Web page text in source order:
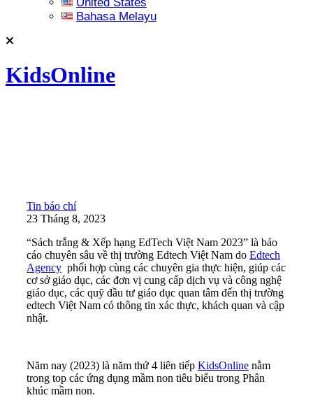
Bahasa Melayu
KidsOnline
Tin báo chí
23 Tháng 8, 2023
“Sách trắng & Xếp hạng EdTech Việt Nam 2023” là báo
cáo chuyên sâu về thị trường Edtech Việt Nam do Edtech
Agency phối hợp cùng các chuyên gia thực hiện, giúp các
cơ sở giáo dục, các đơn vị cung cấp dịch vụ và công nghệ
giáo dục, các quỹ đầu tư giáo dục quan tâm đến thị trường
edtech Việt Nam có thông tin xác thực, khách quan và cập
nhật.
Năm nay (2023) là năm thứ 4 liên tiếp KidsOnline nằm
trong top các ứng dụng mầm non tiêu biểu trong Phân
khúc mầm non.